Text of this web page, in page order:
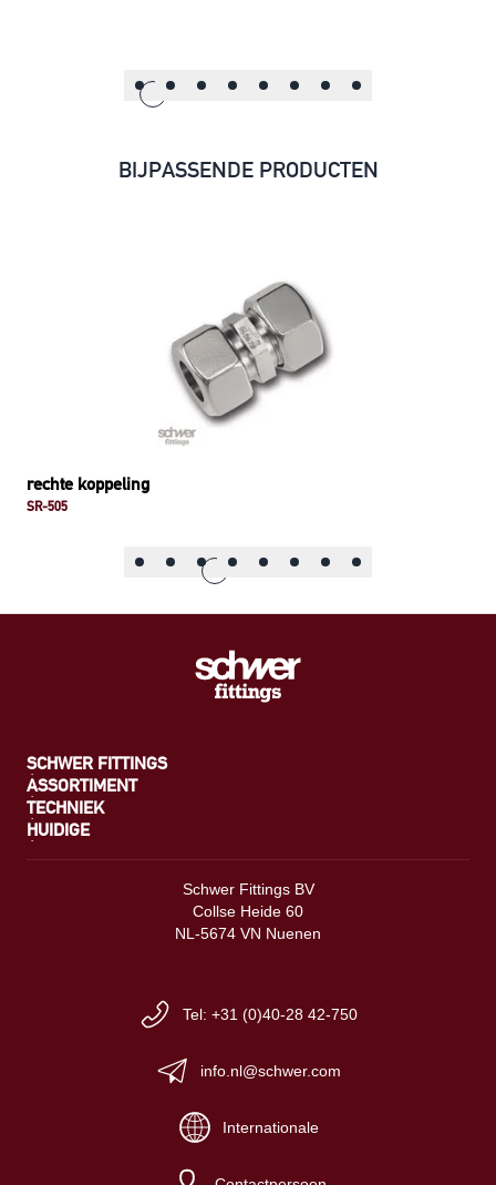
BIJPASSENDE PRODUCTEN
rechte koppeling
SR-505
SCHWER FITTINGS
ASSORTIMENT
TECHNIEK
HUIDIGE
Schwer Fittings BV
Collse Heide 60
NL-5674 VN Nuenen
Tel: +31 (0)40-28 42-750
info.nl@schwer.com
Internationale